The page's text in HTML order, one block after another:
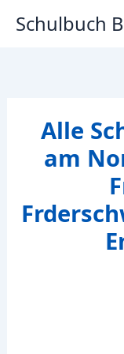
InhaltSchulbuch
Alle
am